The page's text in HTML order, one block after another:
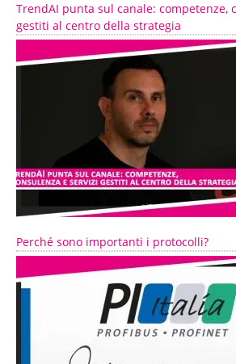
TrendAI punta sul canale: competenze,
gestiti al centro della strategia
Perché sono importanti i protocolli?